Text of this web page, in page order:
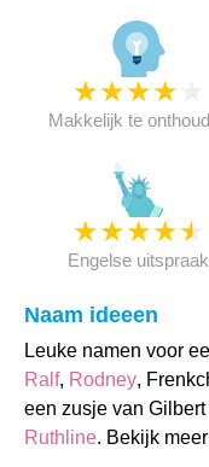
★★★★
Makkelijk te
★★★★★
Engelse uitspraak
Naam ideeen
Leuke namen voor
Ralf, Rodney,
een zusje van Gilbert
Ruthline. Bekijk meer